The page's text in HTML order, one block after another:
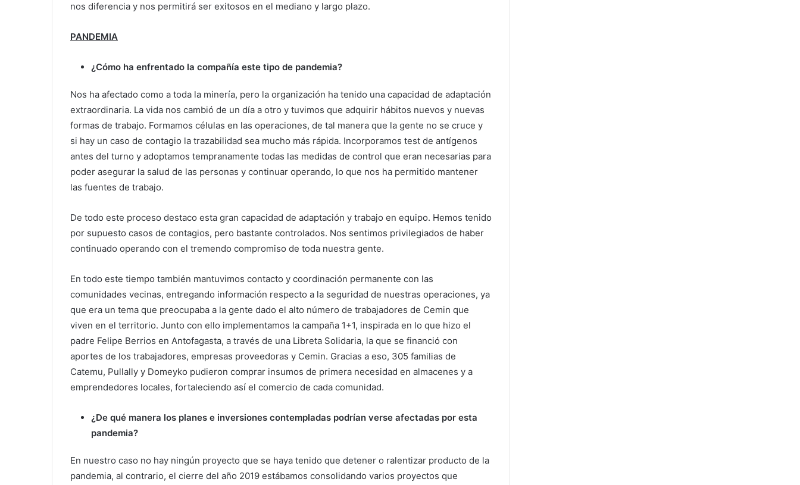
nos diferencia y nos permitirá ser exitosos en el mediano y largo plazo.
PANDEMIA
¿Cómo ha enfrentado la compañía este tipo de pandemia?
Nos ha afectado como a toda la minería, pero la organización ha tenido una capacidad de adaptación
extraordinaria. La vida nos cambió de un día a otro y tuvimos que adquirir hábitos nuevos y nuevas
formas de trabajo. Formamos células en las operaciones, de tal manera que la gente no se cruce y
si hay un caso de contagio la trazabilidad sea mucho más rápida. Incorporamos test de antígenos
antes del turno y adoptamos tempranamente todas las medidas de control que eran necesarias para
poder asegurar la salud de las personas y continuar operando, lo que nos ha permitido mantener
las fuentes de trabajo.
De todo este proceso destaco esta gran capacidad de adaptación y trabajo en equipo. Hemos tenido
por supuesto casos de contagios, pero bastante controlados. Nos sentimos privilegiados de haber
continuado operando con el tremendo compromiso de toda nuestra gente.
En todo este tiempo también mantuvimos contacto y coordinación permanente con las
comunidades vecinas, entregando información respecto a la seguridad de nuestras operaciones, ya
que era un tema que preocupaba a la gente dado el alto número de trabajadores de Cemin que
viven en el territorio. Junto con ello implementamos la campaña 1+1, inspirada en lo que hizo el
padre Felipe Berrios en Antofagasta, a través de una Libreta Solidaria, la que se financió con
aportes de los trabajadores, empresas proveedoras y Cemin. Gracias a eso, 305 familias de
Catemu, Pullally y Domeyko pudieron comprar insumos de primera necesidad en almacenes y a
emprendedores locales, fortaleciendo así el comercio de cada comunidad.
¿De qué manera los planes e inversiones contempladas podrían verse afectadas por esta
pandemia?
En nuestro caso no hay ningún proyecto que se haya tenido que detener o ralentizar producto de la
pandemia, al contrario, el cierre del año 2019 estábamos consolidando varios proyectos que